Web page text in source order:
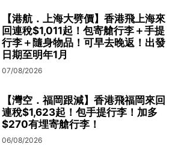
【港航．上海大劈價】香港飛上海來
回連稅$1,011起！包寄艙行李＋手提
行李＋隨身物品！可早去晚返！出發
日期至明年1月
07/08/2026
【灣空．福岡跟減】香港飛福岡來回
連稅$1,623起！包手提行李！加多
$270有埋寄艙行李！
06/08/2026